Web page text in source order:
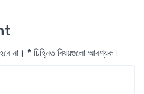
না। * চিহ্নিত বিষয়গুলো আবশ্যক।